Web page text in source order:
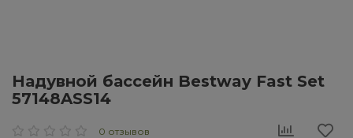
Надувной бассейн Bestway Fast Set
57148ASS14
0 отзывов